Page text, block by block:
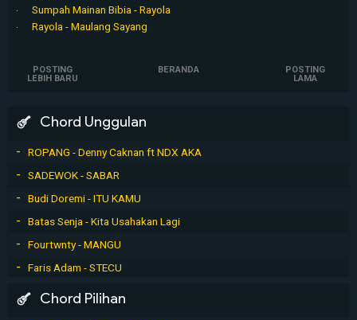
Sumpah Mainan Bibia - Rayola
Rayola - Maulang Sayang
POSTING
LEBIH BARU
POSTING
LAMA
BERANDA
Chord Unggulan
ROPANG - Denny Caknan ft NDX AKA
SADEWOK - SABAR
Budi Doremi - ITU KAMU
Batas Senja - Kita Usahakan Lagi
Fourtwnty - MANGU
Faris Adam - STECU
Chord Pilihan